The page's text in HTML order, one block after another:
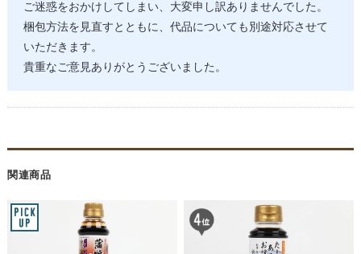
ご迷惑をおかけしてしまい、大変申し訳ありませんでした。
梱包方法を見直すとともに、代品についても別途対応させて
いただきます。
貴重なご意見ありがとうございました。
関連商品